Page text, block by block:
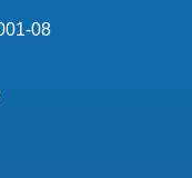
08